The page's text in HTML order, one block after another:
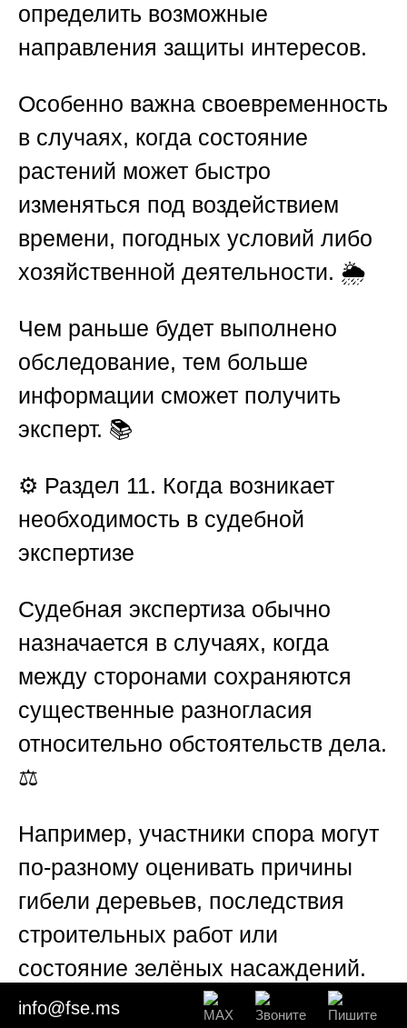
определить возможные
направления защиты интересов.
Особенно важна своевременность
в случаях, когда состояние
растений может быстро
изменяться под воздействием
времени, погодных условий либо
хозяйственной деятельности. 🌦️
Чем раньше будет выполнено
обследование, тем больше
информации сможет получить
эксперт. 📚
⚙️ Раздел 11. Когда возникает
необходимость в судебной
экспертизе
Судебная экспертиза обычно
назначается в случаях, когда
между сторонами сохраняются
существенные разногласия
относительно обстоятельств дела.
⚖️
Например, участники спора могут
по-разному оценивать причины
гибели деревьев, последствия
строительных работ или
состояние зелёных насаждений.
info@fse.ms